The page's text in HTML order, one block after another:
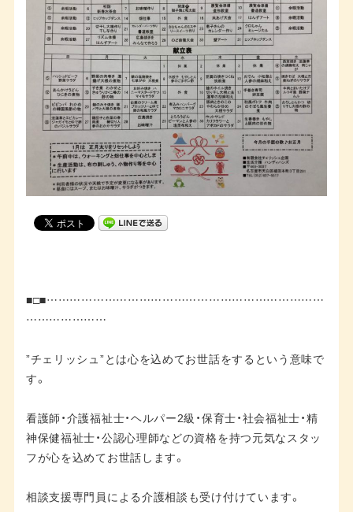
■□■………………………………………………………………
…………………
”チェリッシュ”とは心を込めてお世話をするという意味で
す。
看護師・介護福祉士・ヘルパー2級・保育士・社会福祉士・精
神保健福祉士・公認心理師などの資格を持つ元気なスタッ
フが心を込めてお世話します。
相談支援専門員による介護相談も受け付けています。